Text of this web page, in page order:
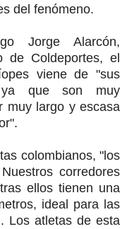
del fenómeno.
Jorge Alarcón,
de Coldeportes, el
viene de "sus
ya que son muy
muy largo y escasa
colombianos, "los
corredores
ellos tienen una
ideal para las
Los atletas de esta